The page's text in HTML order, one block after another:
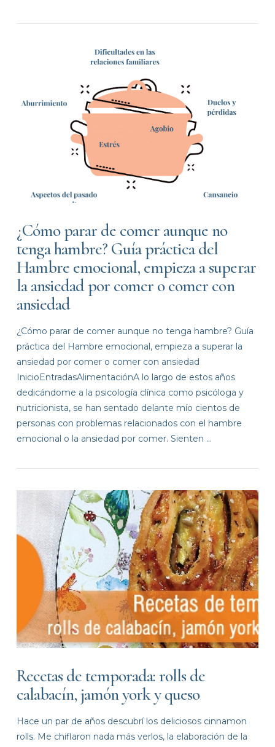
VIEW POST
¿Cómo parar de comer aunque no
tenga hambre? Guía práctica del
Hambre emocional, empieza a superar
la ansiedad por comer o comer con
ansiedad
¿Cómo parar de comer aunque no tenga hambre? Guía
práctica del Hambre emocional, empieza a superar la
ansiedad por comer o comer con ansiedad
InicioEntradasAlimentaciónA lo largo de estos años
dedicándome a la psicología clínica como psicóloga y
nutricionista, se han sentado delante mío cientos de
personas con problemas relacionados con el hambre
emocional o la ansiedad por comer. Sienten …
Recetas de temporada: rolls de
calabacín, jamón york y queso
Hace un par de años descubrí los deliciosos cinnamon
rolls. Me chiflaron nada más verlos, la elaboración de la